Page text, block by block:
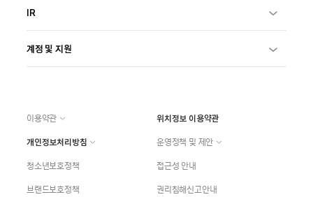
IR
계정 및 지원
이용약관
위치정보 이용약관
개인정보처리방침
운영정책 및 제안
청소년보호정책
접근성 안내
브랜드보호정책
권리침해신고안내